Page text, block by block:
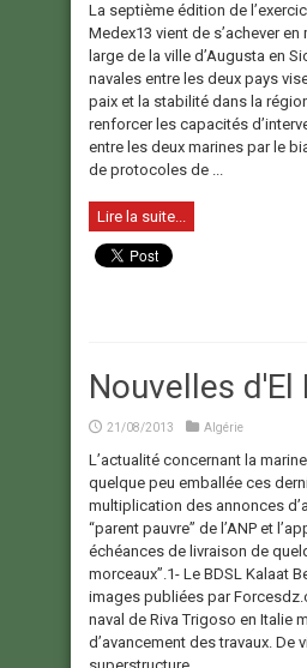
La septième édition de
Medex13 vient de s’achever en
large de la ville d’Augusta en
navales entre les deux pays
paix et la stabilité dans la
renforcer les capacités
entre les deux marines par le
de protocoles de ...
Lire la suite...
Nouvelles d'El
21/08/2013 Algérie
L’actualité concernant la
quelque peu emballée ces
multiplication des annonces
“parent pauvre” de l’ANP et
échéances de livraison de
morceaux”.1- Le BDSL Kalaat
images publiées par
naval de Riva Trigoso en Italie
d’avancement des travaux. De